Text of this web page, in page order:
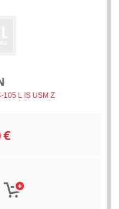
105 L IS USM Z
€